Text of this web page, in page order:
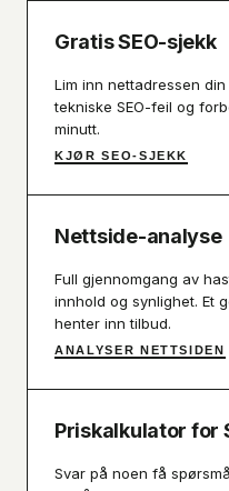
Gratis SEO-sjekk
Lim inn nettadressen
tekniske SEO-feil og
minutt.
KJØR SEO-SJEKK
Nettside-analyse
Full gjennomgang av
innhold og synlighet. Et
henter inn tilbud.
ANALYSER NETTSIDEN
Priskalkulator for
Svar på noen få